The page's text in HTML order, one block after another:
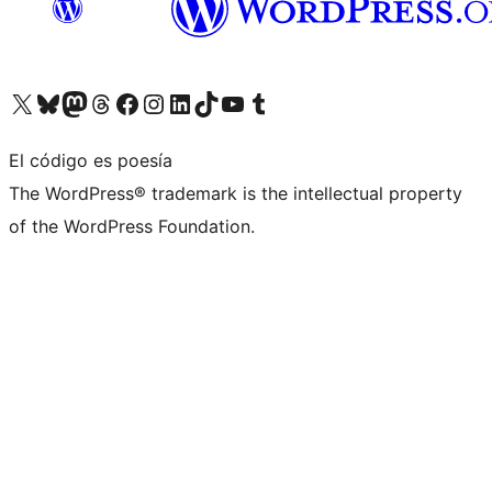
Visita nuestra cuenta de X (anteriormente Twitter)
Visita nuestra cuenta de Bluesky
Visita nuestra cuenta de Mastodon
Visita nuestra cuenta de Threads
Visita nuestra página de Facebook
Visita nuestra cuenta de Instagram
Visita nuestra cuenta de LinkedIn
Visita nuestra cuenta de TikTok
Visita nuestro canal de YouTube
Visita nuestra cuenta de Tumblr
El código es poesía
The WordPress® trademark is the intellectual property
of the WordPress Foundation.